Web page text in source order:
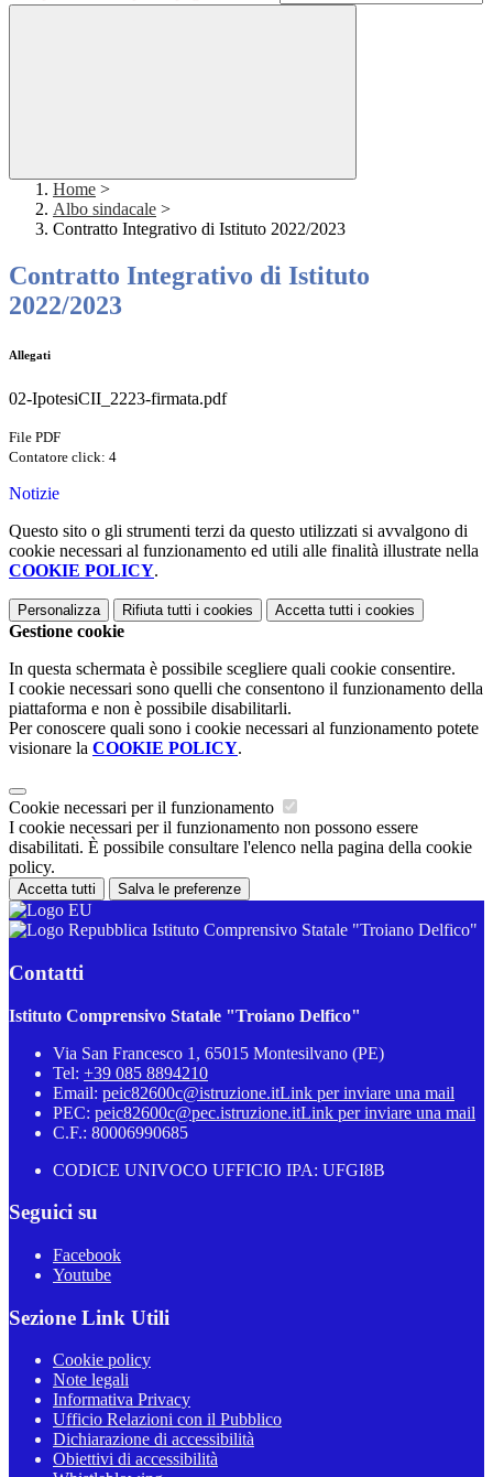
Home >
Albo sindacale >
Contratto Integrativo di Istituto 2022/2023
Contratto Integrativo di Istituto
2022/2023
Allegati
02-IpotesiCII_2223-firmata.pdf
File PDF
Contatore click: 4
Notizie
Questo sito o gli strumenti terzi da questo utilizzati si avvalgono di
cookie necessari al funzionamento ed utili alle finalità illustrate nella
COOKIE POLICY.
Personalizza Rifiuta tutti i cookies Accetta tutti i cookies
Gestione cookie
In questa schermata è possibile scegliere quali cookie consentire.
I cookie necessari sono quelli che consentono il funzionamento della
piattaforma e non è possibile disabilitarli.
Per conoscere quali sono i cookie necessari al funzionamento potete
visionare la COOKIE POLICY.
Cookie necessari per il funzionamento
I cookie necessari per il funzionamento non possono essere
disabilitati. È possibile consultare l'elenco nella pagina della cookie
policy.
Accetta tutti Salva le preferenze
Istituto Comprensivo Statale "Troiano Delfico"
Contatti
Istituto Comprensivo Statale "Troiano Delfico"
Via San Francesco 1, 65015 Montesilvano (PE)
Tel: +39 085 8894210
Email: peic82600c@istruzione.itLink per inviare una mail
PEC: peic82600c@pec.istruzione.itLink per inviare una mail
C.F.: 80006990685
CODICE UNIVOCO UFFICIO IPA: UFGI8B
Seguici su
Facebook
Youtube
Sezione Link Utili
Cookie policy
Note legali
Informativa Privacy
Ufficio Relazioni con il Pubblico
Dichiarazione di accessibilità
Obiettivi di accessibilità